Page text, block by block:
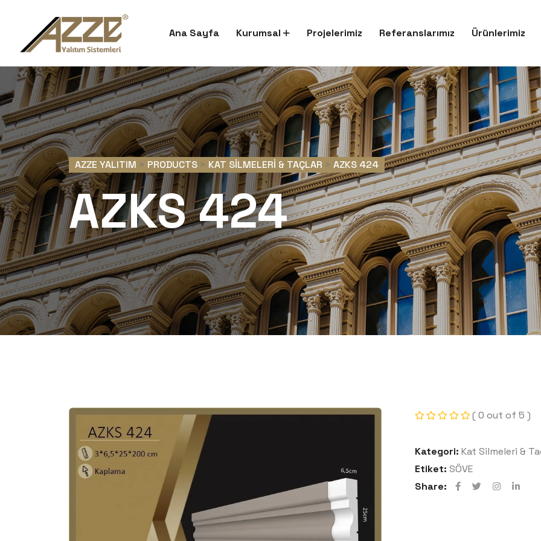
Ana Sayfa Kurumsal Projelerimiz Referanslarımız Ürünlerimiz
AZZE YALITIM > PRODUCTS > KAT SILMELERI & TAÇLAR > AZKS 424
AZKS 424
( 0 out of 5 )
Kategori: Kat Silmeleri &
Etiket: SÖVE
Share: